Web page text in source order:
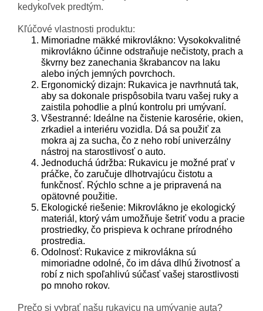
kedykoľvek predtým.
Kľúčové vlastnosti produktu:
Mimoriadne mäkké mikrovlákno: Vysokokvalitné
mikrovlákno účinne odstraňuje nečistoty, prach a
škvrny bez zanechania škrabancov na laku
alebo iných jemných povrchoch.
Ergonomický dizajn: Rukavica je navrhnutá tak,
aby sa dokonale prispôsobila tvaru vašej ruky a
zaistila pohodlie a plnú kontrolu pri umývaní.
Všestranné: Ideálne na čistenie karosérie, okien,
zrkadiel a interiéru vozidla. Dá sa použiť za
mokra aj za sucha, čo z neho robí univerzálny
nástroj na starostlivosť o auto.
Jednoduchá údržba: Rukavicu je možné prať v
práčke, čo zaručuje dlhotrvajúcu čistotu a
funkčnosť. Rýchlo schne a je pripravená na
opätovné použitie.
Ekologické riešenie: Mikrovlákno je ekologický
materiál, ktorý vám umožňuje šetriť vodu a pracie
prostriedky, čo prispieva k ochrane prírodného
prostredia.
Odolnosť: Rukavice z mikrovlákna sú
mimoriadne odolné, čo im dáva dlhú životnosť a
robí z nich spoľahlivú súčasť vašej starostlivosti
po mnoho rokov.
Prečo si vybrať našu rukavicu na umývanie auta?